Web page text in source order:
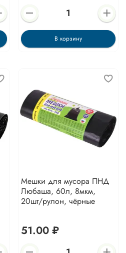
В корзину
Мешки для мусора ПНД
Любаша, 60л, 8мкм,
20шт/рулон, чёрные
51.00 ₽